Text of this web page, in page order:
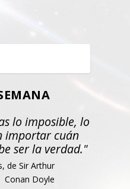
lo imposible, lo
importar cuán
ser la verdad."
de Sir Arthur
Conan Doyle